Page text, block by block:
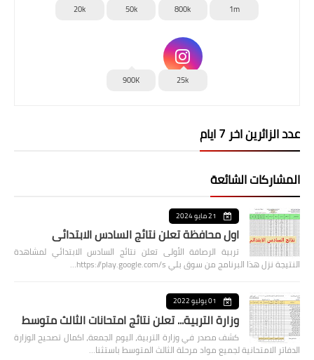
1m
800k
50k
20k
25k
900K
عدد الزائرين اخر 7 ايام
المشاركات الشائعة
21 مايو 2024
اول محافظة تعلن نتائج السادس الابتدائي
تربية الرصافة الأولى تعلن نتائج السادس الابتدائي لمشاهدة
النتيجة نزل هذا البرنامج من سوق بلي https://play.google.com/s…
01 يوليو 2022
وزارة التربية... تعلن نتائج امتحانات الثالث متوسط
كشف مصدر في وزارة التربية، اليوم الجمعة، اكمال تصحيح الوزارة
الدفاتر الامتحانية لجميع مواد مرحلة الثالث المتوسط باستثنا…